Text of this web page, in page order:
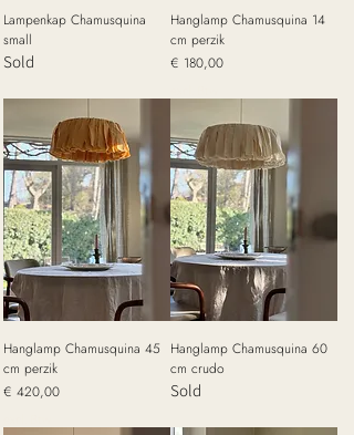
Lampenkap Chamusquina
small
Sold
Hanglamp Chamusquina 14
cm perzik
Prijs
€ 180,00
Hanglamp Chamusquina 45
cm perzik
Prijs
€ 420,00
Hanglamp Chamusquina 60
cm crudo
Sold